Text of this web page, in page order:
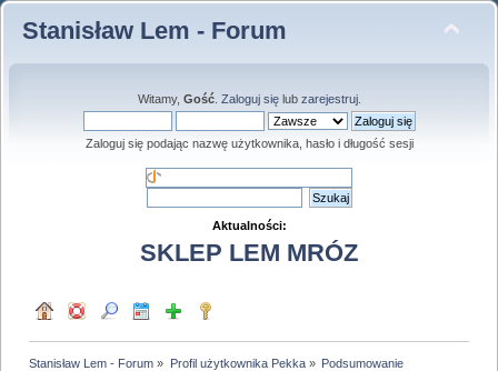
Stanisław Lem - Forum
Witamy, Gość. Zaloguj sięlub zarejestruj.
Zaloguj się podając nazwę użytkownika, hasło i długość sesji
Aktualności:
SKLEP LEM MRÓZ
Stanisław Lem - Forum » Profil użytkownika Pekka» Podsumowanie